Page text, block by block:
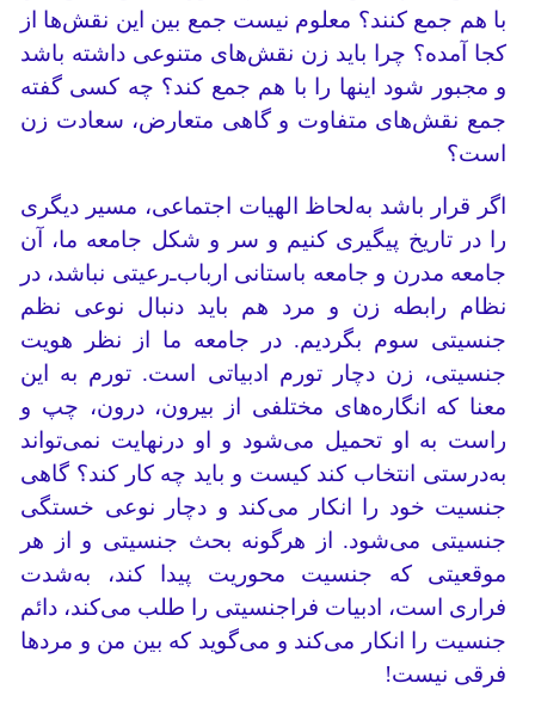
با هم جمع کنند؟ معلوم نیست جمع بین این نقش‌ها از
کجا آمده؟ چرا باید زن نقش‌های متنوعی داشته باشد
و مجبور شود اینها را با هم جمع کند؟ چه کسی گفته
جمع نقش‌های متفاوت و گاهی متعارض، سعادت زن
است؟
اگر قرار باشد به‌لحاظ الهیات اجتماعی، مسیر دیگری
را در تاریخ پیگیری کنیم و سر و شکل جامعه ما، آن
جامعه مدرن و جامعه باستانی ارباب‌ـ‌رعیتی نباشد، در
نظام رابطه زن و مرد هم باید دنبال نوعی نظم
جنسیتی سوم بگردیم. در جامعه ما از نظر هویت
جنسیتی، زن دچار تورم ادبیاتی است. تورم به این
معنا که انگاره‌های مختلفی از بیرون، درون، چپ و
راست به او تحمیل می‌شود و او درنهایت نمی‌تواند
به‌درستی انتخاب کند کیست و باید چه کار کند؟ گاهی
جنسیت خود را انکار می‌کند و دچار نوعی خستگی
جنسیتی می‌شود. از هرگونه بحث جنسیتی و از هر
موقعیتی که جنسیت محوریت پیدا ‌کند، به‌شدت
فراری است، ادبیات فراجنسیتی را طلب می‌کند، دائم
جنسیت را انکار می‌کند و می‌گوید که بین من و مردها
فرقی نیست!